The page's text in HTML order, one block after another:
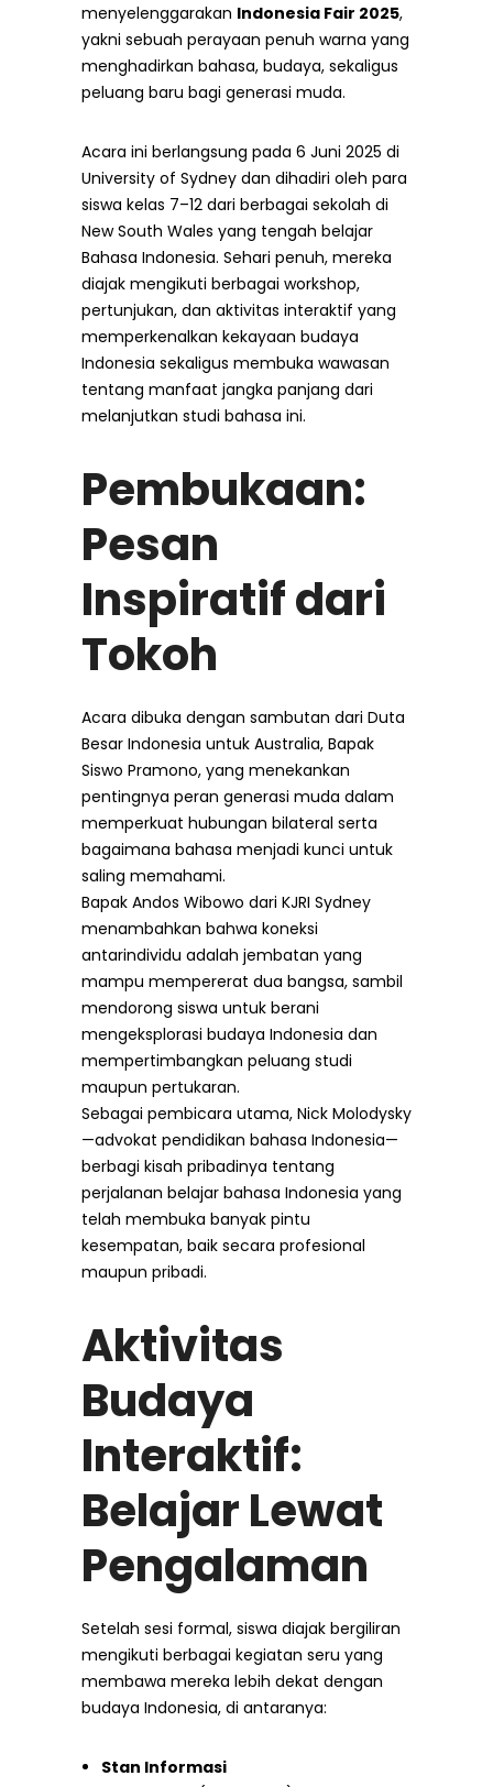
menyelenggarakan Indonesia Fair 2025,
yakni sebuah perayaan penuh warna yang
menghadirkan bahasa, budaya, sekaligus
peluang baru bagi generasi muda.
Acara ini berlangsung pada 6 Juni 2025 di
University of Sydney dan dihadiri oleh para
siswa kelas 7–12 dari berbagai sekolah di
New South Wales yang tengah belajar
Bahasa Indonesia. Sehari penuh, mereka
diajak mengikuti berbagai workshop,
pertunjukan, dan aktivitas interaktif yang
memperkenalkan kekayaan budaya
Indonesia sekaligus membuka wawasan
tentang manfaat jangka panjang dari
melanjutkan studi bahasa ini.
Pembukaan:
Pesan
Inspiratif dari
Tokoh
Acara dibuka dengan sambutan dari Duta
Besar Indonesia untuk Australia, Bapak
Siswo Pramono, yang menekankan
pentingnya peran generasi muda dalam
memperkuat hubungan bilateral serta
bagaimana bahasa menjadi kunci untuk
saling memahami.
Bapak Andos Wibowo dari KJRI Sydney
menambahkan bahwa koneksi
antarindividu adalah jembatan yang
mampu mempererat dua bangsa, sambil
mendorong siswa untuk berani
mengeksplorasi budaya Indonesia dan
mempertimbangkan peluang studi
maupun pertukaran.
Sebagai pembicara utama, Nick Molodysky
—advokat pendidikan bahasa Indonesia—
berbagi kisah pribadinya tentang
perjalanan belajar bahasa Indonesia yang
telah membuka banyak pintu
kesempatan, baik secara profesional
maupun pribadi.
Aktivitas
Budaya
Interaktif:
Belajar Lewat
Pengalaman
Setelah sesi formal, siswa diajak bergiliran
mengikuti berbagai kegiatan seru yang
membawa mereka lebih dekat dengan
budaya Indonesia, di antaranya:
Stan Informasi